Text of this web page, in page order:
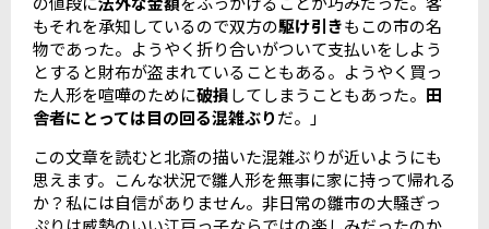
もそれを承知しているので双方の駆け引きもこの市の名
物であった。ようやく折り合いがついて支払いをしよう
とすると財布が盗まれていることもある。ようやく買っ
た人形を喧嘩のために破損してしまうこともあった。 田
舎者にとっては目の回る混雑ぶりだ。」
この文章を読むと北斎の描いた混雑ぶりが近いようにも
思えます。こんな状況で雛人形を無事に家に持って帰れる
か？私には自信がありません。非日常の雛市の大騒ぎっ